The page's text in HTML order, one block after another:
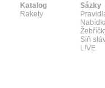
Katalog
Rakety
Sázky
Síň
L!VE